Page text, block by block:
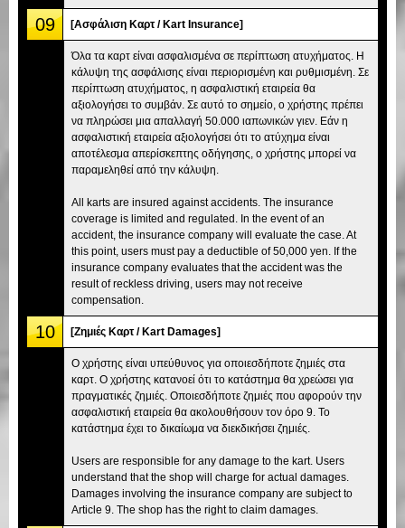
09 [Ασφάλιση Καρτ / Kart Insurance]
Όλα τα καρτ είναι ασφαλισμένα σε περίπτωση ατυχήματος. Η
κάλυψη της ασφάλισης είναι περιορισμένη και ρυθμισμένη. Σε
περίπτωση ατυχήματος, η ασφαλιστική εταιρεία θα
αξιολογήσει το συμβάν. Σε αυτό το σημείο, ο χρήστης πρέπει
να πληρώσει μια απαλλαγή 50.000 ιαπωνικών γιεν. Εάν η
ασφαλιστική εταιρεία αξιολογήσει ότι το ατύχημα είναι
αποτέλεσμα απερίσκεπτης οδήγησης, ο χρήστης μπορεί να
παραμεληθεί από την κάλυψη.
All karts are insured against accidents. The insurance
coverage is limited and regulated. In the event of an
accident, the insurance company will evaluate the case. At
this point, users must pay a deductible of 50,000 yen. If the
insurance company evaluates that the accident was the
result of reckless driving, users may not receive
compensation.
10 [Ζημιές Καρτ / Kart Damages]
Ο χρήστης είναι υπεύθυνος για οποιεσδήποτε ζημιές στα
καρτ. Ο χρήστης κατανοεί ότι το κατάστημα θα χρεώσει για
πραγματικές ζημιές. Οποιεσδήποτε ζημιές που αφορούν την
ασφαλιστική εταιρεία θα ακολουθήσουν τον όρο 9. Το
κατάστημα έχει το δικαίωμα να διεκδικήσει ζημιές.
Users are responsible for any damage to the kart. Users
understand that the shop will charge for actual damages.
Damages involving the insurance company are subject to
Article 9. The shop has the right to claim damages.